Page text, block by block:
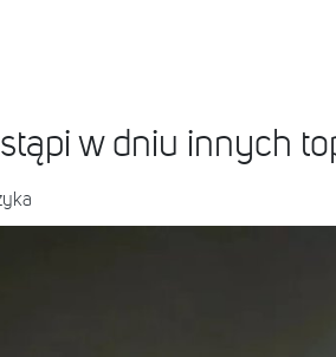
w dniu innych